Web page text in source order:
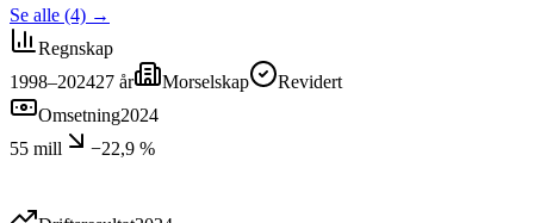
Se alle (4) →
Regnskap
1998–202427 år Morselskap
Revidert
Omsetning2024
55 mill
−22,9 %